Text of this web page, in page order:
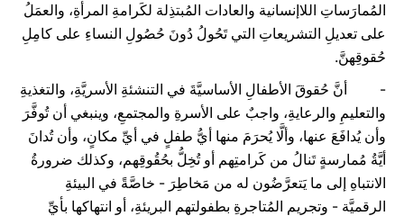
المُمارَساتِ اللاإنسانية والعادات المُبتذِلة لكَرامةِ المرأةِ، والعمَلُ
على تعديلِ التشريعاتِ التي تَحُولُ دُونَ حُصُولِ النساءِ على كامِلِ
حُقوقِهنَّ.
- أنَّ حُقوقَ الأطفالِ الأساسيَّةَ في التنشئةِ الأسريَّةِ، والتغذيةِ
والتعليمِ والرعايةِ، واجبٌ على الأسرةِ والمجتمعِ، وينبغي أن تُوفَّرَ
وأن يُدافَعَ عنها، وألَّا يُحرَمَ منها أيُّ طفلٍ في أيِّ مكانٍ، وأن تُدانَ
أيَّةُ مُمارسةٍ تَنالُ من كَرامتِهم أو تُخِلُّ بحُقُوقِهم، وكذلك ضرورةُ
الانتباهِ إلى ما يَتعرَّضُون له من مَخاطِرَ - خاصَّةً في البيئةِ
الرقميَّة - وتجريمِ المُتاجرةِ بطفولتهم البريئةِ، أو انتهاكها بأيِّ